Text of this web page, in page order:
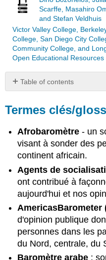
Scarffe, Masahiro
and Stefan Veldhuis
Victor Valley College,
College, San Diego City
Community College, and
Open Educational Resources
Table of contents
clés/glossaire
Section
#10
.1 :
Qu'est-
ce
que
l'opinion
comparée ?
Section
#10
.2 :
Opinion
Termes clés/
Afrobaromètre - un
visant à sonder des
continent africain.
Agents de
ont contribué à
aujourd'hui et nos
AmericasBarometer
d'opinion publique
personnes dans les
du Nord, centrale, du
Baromètre arabe :